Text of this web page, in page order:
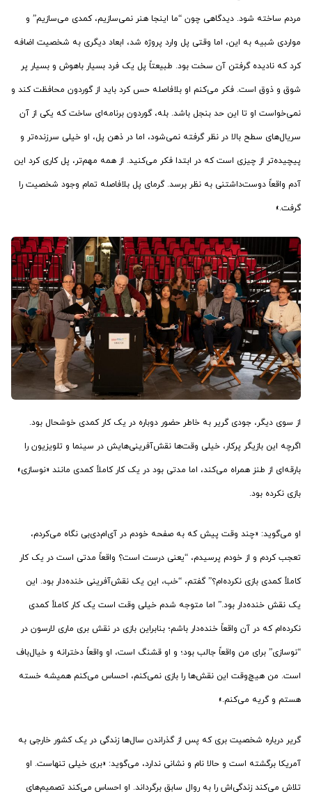
مردم ساخته شود. دیدگاهی چون “ما اینجا هنر نمی‌سازیم، کمدی می‌سازیم” و
مواردی شبیه به این‌، اما وقتی پل وارد پروژه شد، ابعاد دیگری به شخصیت اضافه
کرد که نادیده گرفتن آن سخت بود. طبیعتاً پل یک فرد بسیار باهوش و بسیار پر
شوق و ذوق است. فکر می‌کنم او بلافاصله حس کرد باید از گوردون محافظت کند و
نمی‌خواست او تا این حد بنجل باشد. بله، گوردون برنامه‌ای ساخت که یکی از آن
سریال‌های سطح بالا در نظر گرفته نمی‌شود، اما در ذهن پل، او خیلی سرزنده‌تر و
پیچیده‌تر از چیزی است که در ابتدا فکر می‌کنید. از همه مهم‌تر، پل کاری کرد این
آدم واقعاً دوست‌داشتنی به نظر برسد. گرمای پل بلافاصله تمام وجود شخصیت را
گرفت.»
از سوی دیگر، جودی گریر به خاطر حضور دوباره در یک کار کمدی خوشحال بود.
اگرچه این بازیگر پرکار، خیلی وقت‌ها نقش‌آفرینی‌هایش در سینما و تلویزیون را
بارقه‌ای از طنز همراه می‌کند، اما مدتی بود در یک کار کاملاً کمدی مانند «نوسازی»
بازی نکرده بود.
او می‌گوید: «چند وقت پیش که به صفحه خودم در آی‌ام‌دی‌بی نگاه می‌کردم،
تعجب کردم و از خودم پرسیدم، “یعنی درست است؟ واقعاً مدتی است در یک کار
کاملاً کمدی بازی نکرده‌ام؟” ‌گفتم، “خب، این یک نقش‌آفرینی خنده‌دار بود. این
یک نقش خنده‌دار بود.” اما متوجه شدم خیلی وقت است یک کار کاملاً کمدی
نکرده‌ام که در آن واقعاً خنده‌دار باشم؛ بنابراین بازی در نقش بری ماری لارسون در
“نوسازی” برای من واقعاً جالب بود؛ و او قشنگ است، او واقعاً دخترانه و خیال‌باف
است. من هیچ‌وقت این نقش‌ها را بازی نمی‌کنم، احساس می‌کنم همیشه خسته
هستم و گریه می‌کنم.»
گریر درباره شخصیت بری که پس از گذراندن سال‌ها زندگی در یک کشور خارجی به
آمریکا برگشته است و حالا نام و نشانی ندارد، می‌گوید: «بری خیلی تنهاست. او
تلاش می‌کند زندگی‌اش را به روال سابق برگرداند. او احساس می‌کند تصمیم‌های